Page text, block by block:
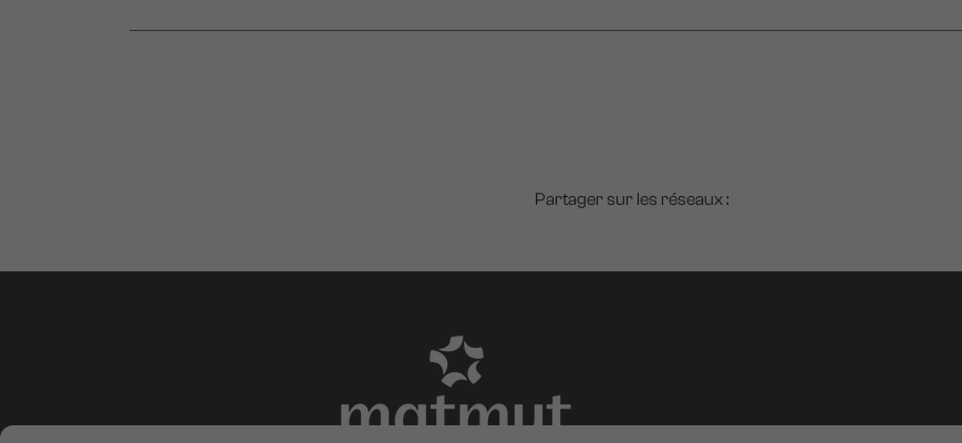
Partager sur les réseaux :